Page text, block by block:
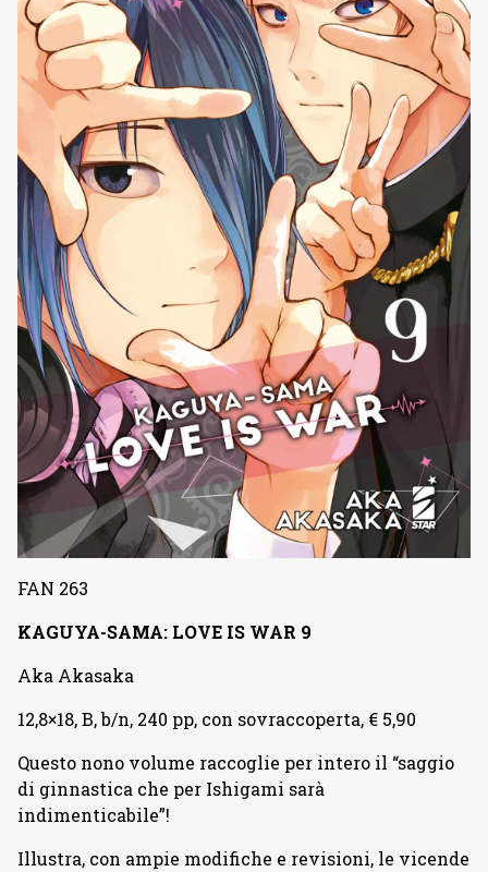
FAN 263
KAGUYA-SAMA: LOVE IS WAR 9
Aka Akasaka
12,8×18, B, b/n, 240 pp, con sovraccoperta, € 5,90
Questo nono volume raccoglie per intero il “saggio
di ginnastica che per Ishigami sarà
indimenticabile”!
Illustra, con ampie modifiche e revisioni, le vicende